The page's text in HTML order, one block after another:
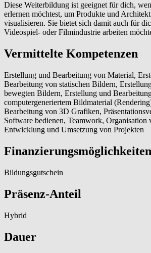
Diese Weiterbildung ist geeignet für dich,
erlernen möchtest, um Produkte und
visualisieren. Sie bietet sich damit auch für
Videospiel- oder Filmindustrie arbeiten
Vermittelte Kompetenzen
Erstellung und Bearbeitung von Material,
Bearbeitung von statischen Bildern,
bewegten Bildern, Erstellung und
computergeneriertem Bildmaterial
Bearbeitung von 3D Grafiken,
Software bedienen, Teamwork, Organisation
Entwicklung und Umsetzung von Projekten
Finanzierungsmöglichkeiten
Bildungsgutschein
Präsenz-Anteil
Hybrid
Dauer